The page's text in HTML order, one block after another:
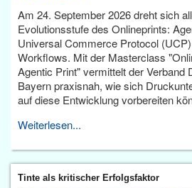
Am 24. September 2026 dreht sich
Evolutionsstufe des Onlineprints:
Universal Commerce Protocol
Workflows. Mit der Masterclass
Agentic Print" vermittelt der Verband
Bayern praxisnah, wie sich
auf diese Entwicklung vorbereiten
Weiterlesen...
Tinte als kritischer Erfolgsfaktor